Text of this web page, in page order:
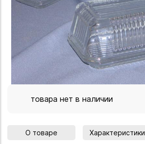
товара нет в наличии
О товаре Характеристики